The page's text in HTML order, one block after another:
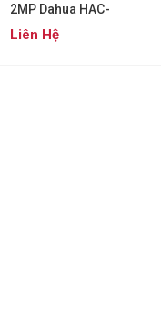
2MP Dahua HAC-
HUM1220AP-W
Liên Hệ